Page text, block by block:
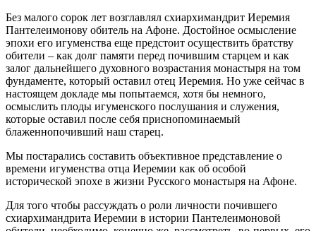
Без малого сорок лет возглавлял схиархимандрит Иеремия
Пантелеимонову обитель на Афоне. Достойное осмысление
эпохи его игуменства еще предстоит осуществить братству
обители – как долг памяти перед почившим старцем и как
залог дальнейшего духовного возрастания монастыря на том
фундаменте, который оставил отец Иеремия. Но уже сейчас в
настоящем докладе мы попытаемся, хотя бы немного,
осмыслить плоды игуменского послушания и служения,
которые оставил после себя приснопоминаемый
блаженнопочивший наш старец.
Мы постарались составить объективное представление о
времени игуменства отца Иеремии как об особой
исторической эпохе в жизни Русского монастыря на Афоне.
Для того чтобы рассуждать о роли личности почившего
схиархимандрита Иеремии в истории Пантелеимоновой